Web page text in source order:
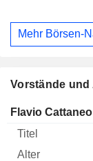
Mehr Börsen-
Vorstände
Manager Titel
Flavio Cattaneo